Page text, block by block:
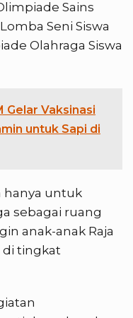
Sains
Seni Siswa
Olahraga Siswa
Gelar Vaksinasi
untuk Sapi di
hanya untuk
sebagai ruang
anak-anak Raja
di tingkat